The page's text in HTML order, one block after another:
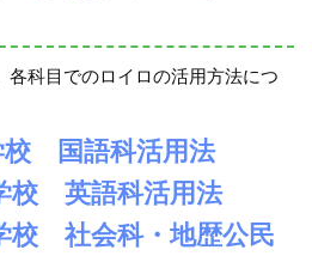
各科目でのロイロの活用方法につ
校 国語科活用法
校 英語科活用法
校 社会科・地歴公民